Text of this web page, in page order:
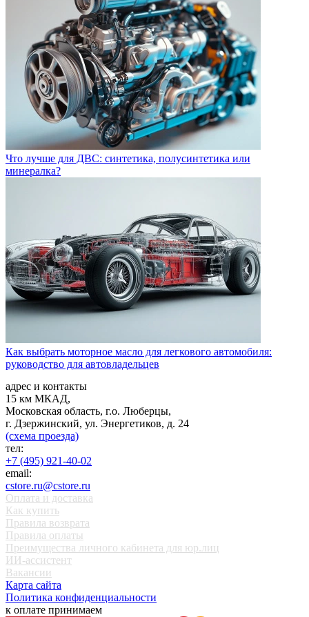
Что лучше для ДВС: синтетика, полусинтетика или
минералка?
Как выбрать моторное масло для легкового автомобиля:
руководство для автовладельцев
адрес и контакты
15 км МКАД,
Московская область, г.о. Люберцы,
г. Дзержинский, ул. Энергетиков, д. 24
(схема проезда)
тел:
+7 (495) 921-40-02
email:
cstore.ru@cstore.ru
Оплата и доставка
Как купить
Правила возврата
Правила оплаты
Преимущества личного кабинета для юр.лиц
ИИ-ассистент
Вакансии
Карта сайта
Политика конфиденциальности
к оплате принимаем